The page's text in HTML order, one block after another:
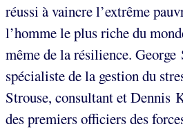
réussi à vaincre l’extrême
l’homme le plus riche du
même de la résilience.
spécialiste de la gestion du
Strouse, consultant et Dennis
des premiers officiers des